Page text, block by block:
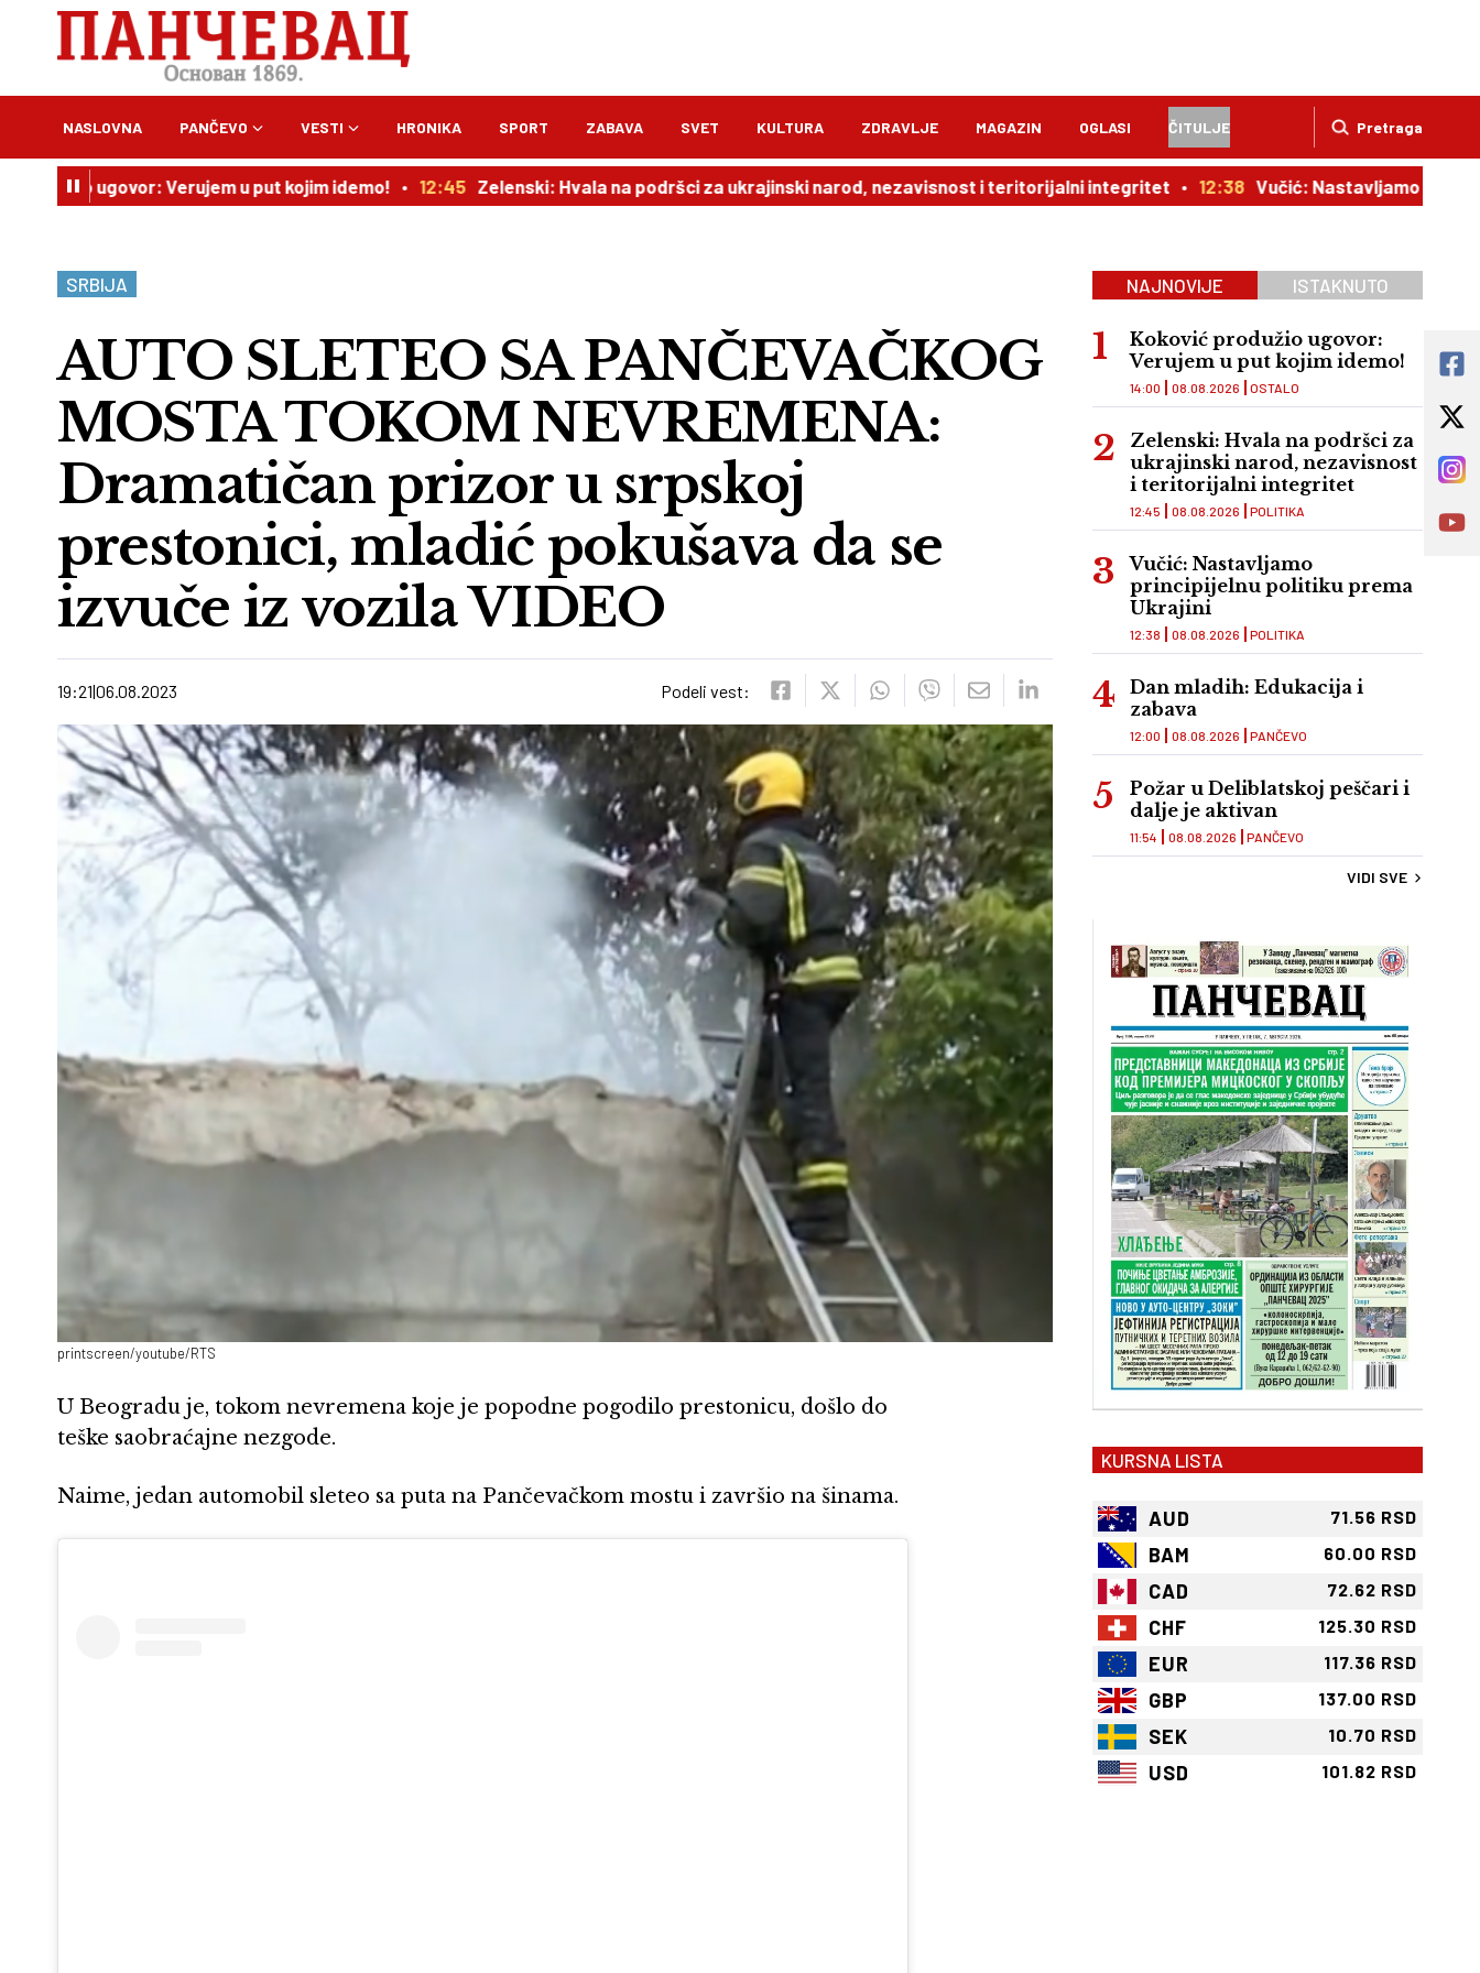
Pretraga
NASLOVNA PANČEVO VESTI HRONIKA SPORT ZABAVA SVET KULTURA ZDRAVLJE MAGAZIN OGLASI ČITULJE
ugovor: Verujem u put kojim idemo! 12:45 Zelenski: Hvala na podršci za ukrajinski narod, nezavisnost i teritorijalni integritet 12:38 Vučić: Nastavljamo principijelnu
SRBIJA
AUTO SLETEO SA PANČEVAČKOG
MOSTA TOKOM NEVREMENA:
Dramatičan prizor u srpskoj
prestonici, mladić pokušava da se
izvuče iz vozila VIDEO
19:21 06.08.2023 Podeli vest:
printscreen/youtube/RTS
U Beogradu je, tokom nevremena koje je popodne pogodilo prestonicu, došlo do
teške saobraćajne nezgode.
Naime, jedan automobil sleteo sa puta na Pančevačkom mostu i završio na šinama.
NAJNOVIJE ISTAKNUTO
Koković produžio ugovor:
Verujem u put kojim idemo!
OSTALO
14:00 08.08.2026
Zelenski: Hvala na podršci za
ukrajinski narod, nezavisnost
i teritorijalni integritet
POLITIKA
12:45 08.08.2026
Vučić: Nastavljamo
principijelnu politiku prema
Ukrajini
POLITIKA
12:38 08.08.2026
Dan mladih: Edukacija i
zabava
PANČEVO
12:00 08.08.2026
Požar u Deliblatskoj peščari i
dalje je aktivan
PANČEVO
11:54 08.08.2026
VIDI SVE
KURSNA LISTA
AUD 71.56 RSD
BAM 60.00 RSD
CAD 72.62 RSD
CHF 125.30 RSD
EUR 117.36 RSD
GBP 137.00 RSD
SEK 10.70 RSD
USD 101.82 RSD